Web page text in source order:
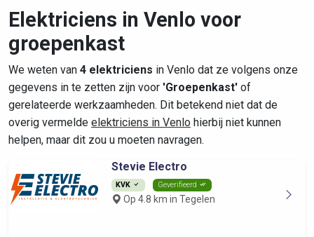
Elektriciens in Venlo voor
groepenkast
We weten van 4 elektriciens in Venlo dat ze volgens onze
gegevens in te zetten zijn voor 'Groepenkast' of
gerelateerde werkzaamheden. Dit betekend niet dat de
overig vermelde elektriciens in Venlo hierbij niet kunnen
helpen, maar dit zou u moeten navragen.
Stevie Electro
KVK Geverifieerd
Op 4.8 km in Tegelen